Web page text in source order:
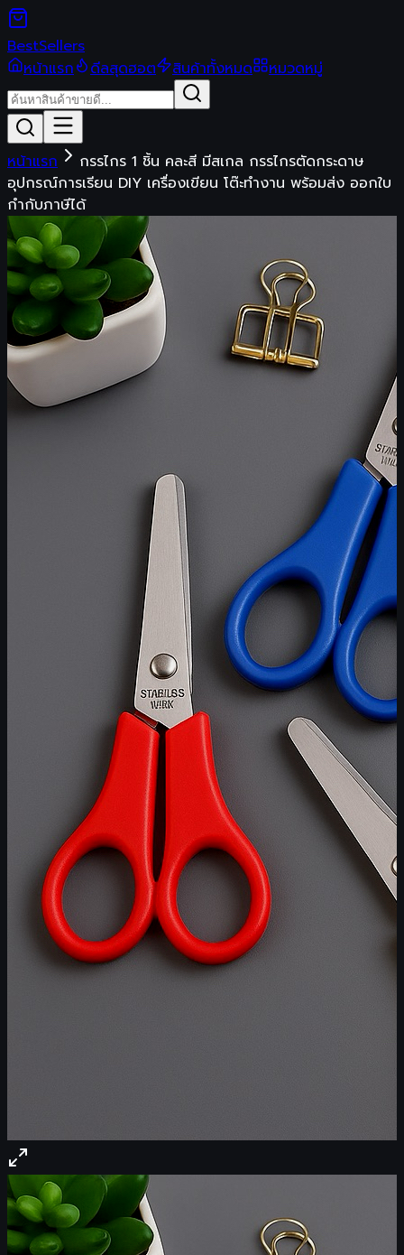
BestSellers
หน้าแรก
ดีลสุดฮอต สินค้าทั้งหมด หมวดหมู่
หน้าแรก
กรรไกร 1 ชิ้น คละสี มีสเกล กรรไกรตัดกระดาษ
อุปกรณ์การเรียน DIY เครื่องเขียน โต๊ะทำงาน พร้อมส่ง ออกใบ
กำกับภาษีได้